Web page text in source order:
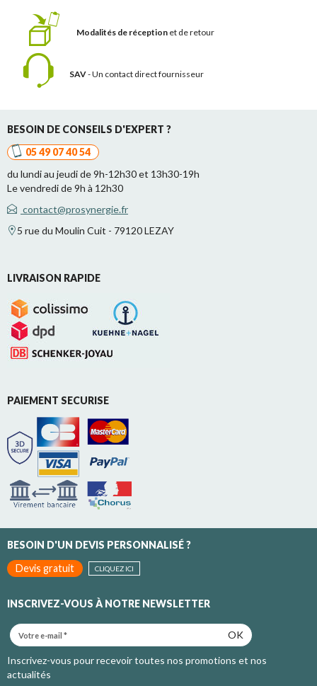
Modalités de réception et de retour
SAV- Un contact direct fournisseur
BESOIN DE CONSEILS D'EXPERT ?
05 49 07 40 54
du lundi au jeudi de 9h-12h30 et 13h30-19h
Le vendredi de 9h à 12h30
contact@prosynergie.fr
5 rue du Moulin Cuit - 79120 LEZAY
LIVRAISON RAPIDE
PAIEMENT SECURISE
BESOIN D'UN DEVIS PERSONNALISÉ ?
Devis gratuit
CLIQUEZ ICI
INSCRIVEZ-VOUS À NOTRE NEWSLETTER
OK
Inscrivez-vous pour recevoir toutes nos promotions et nos
actualités